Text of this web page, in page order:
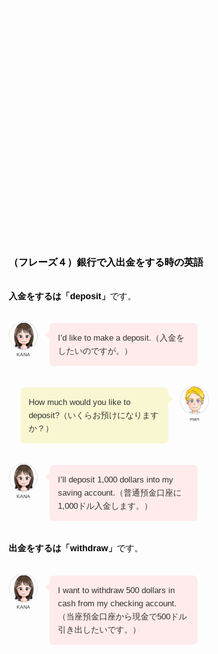
（フレーズ４）銀行で入出金をする時の英語
入金をするは「deposit」 です。
KANA
I’d like to make a deposit.（入金を
したいのですが。）
man
How much would you like to
deposit?（いくらお預けになります
か？）
KANA
I’ll deposit 1,000 dollars into my
saving account.（普通預金口座に
1,000ドル入金します。）
出金をするは「withdraw」 です。
KANA
I want to withdraw 500 dollars in
cash from my checking account.
（当座預金口座から現金で500ドル
引き出したいです。）